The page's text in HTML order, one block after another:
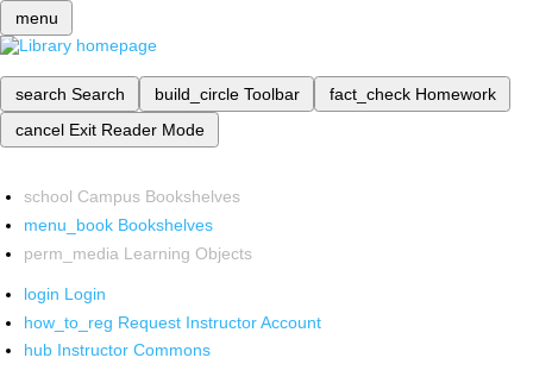
menu
search Search build_circle Toolbar fact_check Homework
cancel Exit Reader Mode
school Campus Bookshelves
menu_book Bookshelves
perm_media Learning Objects
login Login
how_to_reg Request Instructor Account
hub Instructor Commons